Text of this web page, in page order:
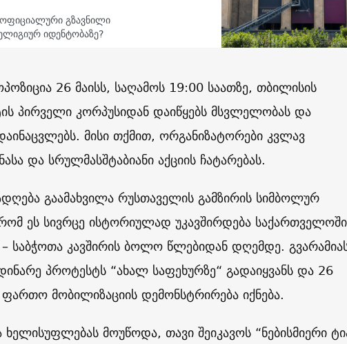
გზავნილი
იდენტობაზე?
26 მაისს, საღამოს 19:00 საათზე, თბილისის
პირველი კორპუსიდან დაიწყებს მსვლელობას და
მისი თქმით, ორგანიზატორები კვლავ
და სრულმასშტაბიანი აქციის ჩატარებას.
გაამახვილა რუსთაველის გამზირის სიმბოლურ
ეს სივრცე ისტორიულად უკავშირდება საქართველოში
საბჭოთა კავშირის ბოლო წლებიდან დღემდე.
პროტესტს “ახალ საფეხურზე“ გადაიყვანს და 26
ფართო მობილიზაციის დემონსტრირება იქნება.
მოუწოდა, თავი შეიკავოს “ნებისმიერი